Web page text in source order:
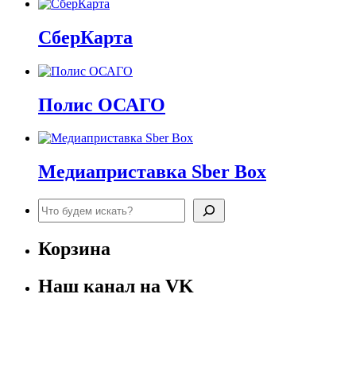
СберКарта
Полис ОСАГО
Медиаприставка Sber Box
Поиск
Корзина
Наш канал на VK